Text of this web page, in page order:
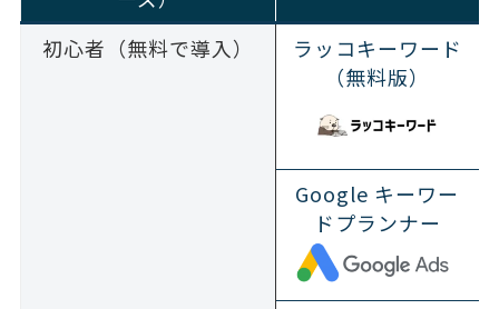
初心者（無料で導入）
ラッコキーワード
（無料版）
Google キーワー
ドプランナー